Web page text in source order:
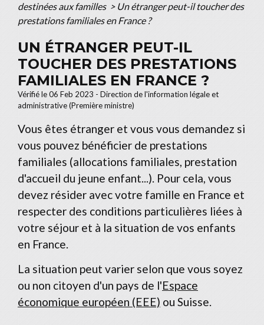
destinées aux familles > Un étranger peut-il toucher des
prestations familiales en France ?
UN ÉTRANGER PEUT-IL
TOUCHER DES PRESTATIONS
FAMILIALES EN FRANCE ?
Vérifié le 06 Feb 2023 - Direction de l'information légale et
administrative (Première ministre)
Vous êtes étranger et vous vous demandez si
vous pouvez bénéficier de prestations
familiales (allocations familiales, prestation
d'accueil du jeune enfant...). Pour cela, vous
devez résider avec votre famille en France et
respecter des conditions particulières liées à
votre séjour et à la situation de vos enfants
en France.
La situation peut varier selon que vous soyez
ou non citoyen d'un pays de l'Espace
économique européen (EEE) ou Suisse.